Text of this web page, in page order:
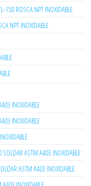
150 ROSCA NPT INOXIDABLE
NPT INOXIDABLE
INOXIDABLE
INOXIDABLE
ASTM A403 INOXIDABLE
ASTM A403 INOXIDABLE